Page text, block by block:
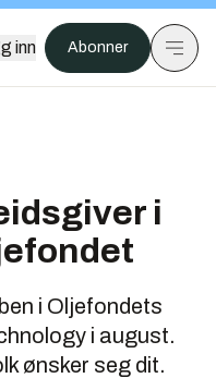
inn Abonner
i
i Oljefondets
i august.
ønsker seg dit.